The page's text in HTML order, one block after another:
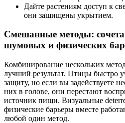
Дайте растениям доступ к
они защищены укрытием.
Смешанные методы:
шумовых и физических
Комбинирование нескольких
лучший результат. Птицы быстро
защиту, но если вы задействуете
них в голове, они перестают
источник пищи. Визуальные
физические барьеры вместе
любой один метод.